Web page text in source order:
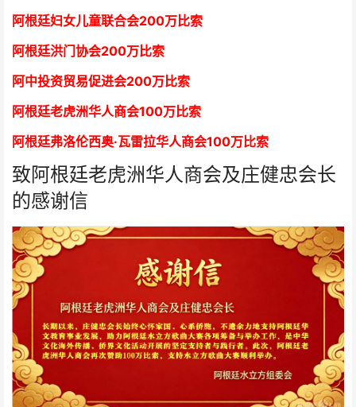
阿根廷妇女儿童联合会200万比索
阿根廷洪门协会200万比索
阿中投资贸易促进会200万比索
阿根廷老虎洲华人商会100万比索
阿根廷弗洛伦西奥·瓦雷拉华人商会100万比索
致阿根廷老虎洲华人商会及庄健忠会长
的感谢信